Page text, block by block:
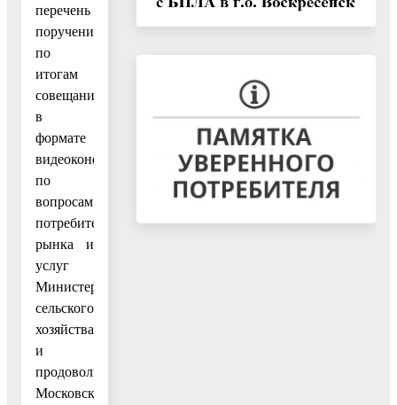
перечень
поручений
по
итогам
совещания
в
формате
видеоконференцсвязи
по
вопросам
потребительского
рынка и
услуг
Министерства
сельского
хозяйства
и
продовольствия
Московской